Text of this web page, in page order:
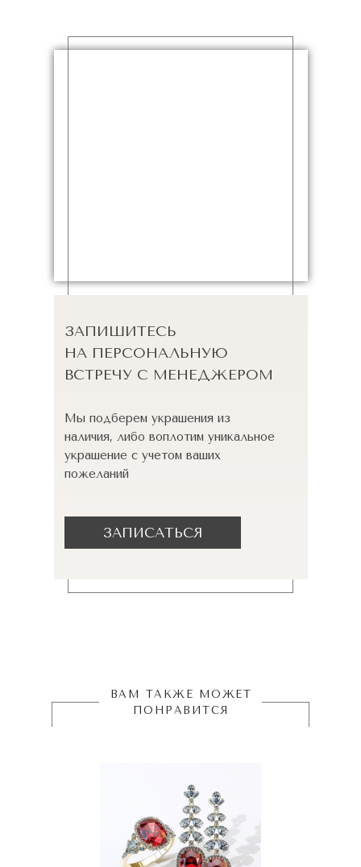
ЗАПИШИТЕСЬ
НА ПЕРСОНАЛЬНУЮ
ВСТРЕЧУ С МЕНЕДЖЕРОМ
Мы подберем украшения из
наличия, либо воплотим уникальное
украшение с учетом ваших
пожеланий
ЗАПИСАТЬСЯ
ВАМ ТАКЖЕ МОЖЕТ
ПОНРАВИТСЯ